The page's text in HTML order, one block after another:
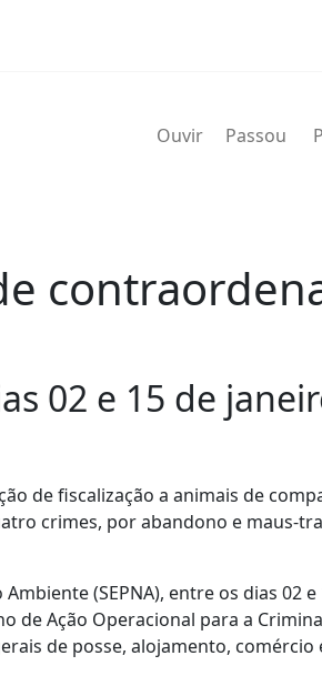
Ouvir Passou
02 e 15 de
de fiscalização a animais de
crimes, por abandono e maus-
(SEPNA), entre os dias 02
de Ação Operacional para a
de posse, alojamento,